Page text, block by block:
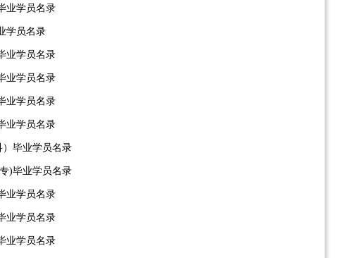
业学员名录
学员名录
业学员名录
业学员名录
业学员名录
业学员名录
）毕业学员名录
)毕业学员名录
业学员名录
业学员名录
业学员名录